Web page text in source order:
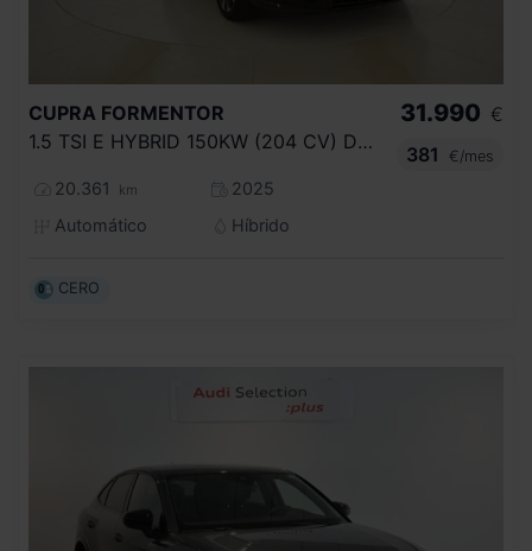
CUPRA FORMENTOR
1.5 TSI E HYBRID 150KW (204 CV) DSG
20.361 km
2025
Automático
Híbrido
31.990 €
381
€/mes
CERO